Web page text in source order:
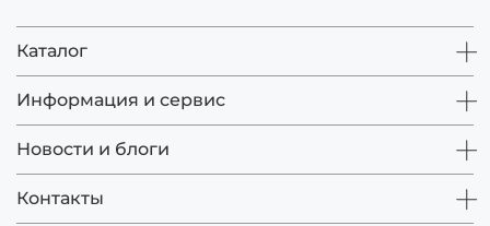
Каталог
Информация и сервис
Новости и блоги
Контакты